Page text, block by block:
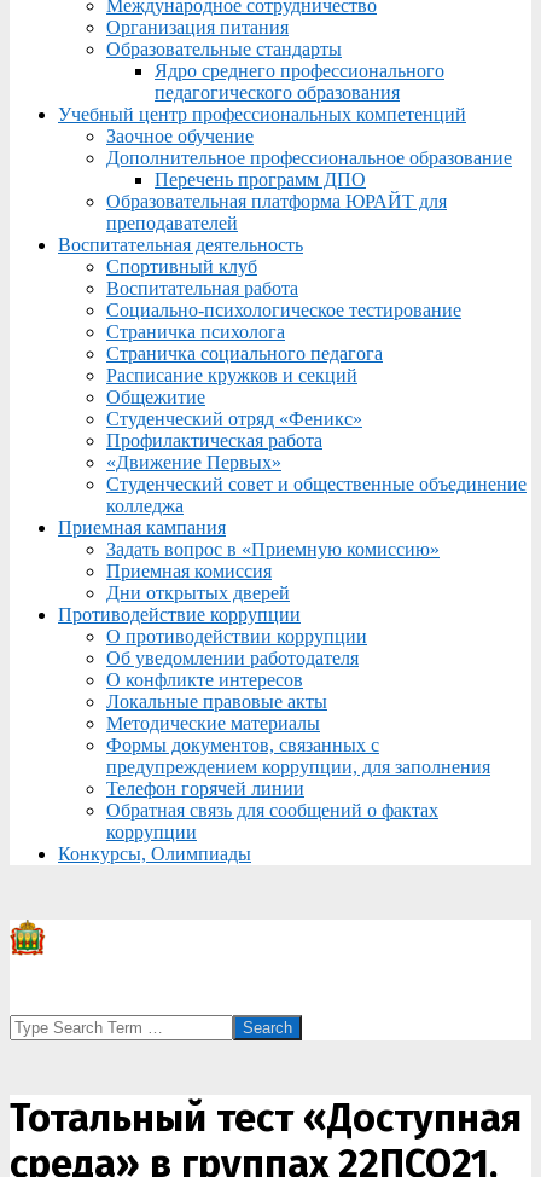
Международное сотрудничество
Организация питания
Образовательные стандарты
Ядро среднего профессионального
педагогического образования
Учебный центр профессиональных компетенций
Заочное обучение
Дополнительное профессиональное образование
Перечень программ ДПО
Образовательная платформа ЮРАЙТ для
преподавателей
Воспитательная деятельность
Спортивный клуб
Воспитательная работа
Социально-психологическое тестирование
Страничка психолога
Страничка социального педагога
Расписание кружков и секций
Общежитие
Студенческий отряд «Феникс»
Профилактическая работа
«Движение Первых»
Студенческий совет и общественные объединение
колледжа
Приемная кампания
Задать вопрос в «Приемную комиссию»
Приемная комиссия
Дни открытых дверей
Противодействие коррупции
О противодействии коррупции
Об уведомлении работодателя
О конфликте интересов
Локальные правовые акты
Методические материалы
Формы документов, связанных с
предупреждением коррупции, для заполнения
Телефон горячей линии
Обратная связь для сообщений о фактах
коррупции
Конкурсы, Олимпиады
Search
Тотальный тест «Доступная
среда» в группах 22ПСО21,